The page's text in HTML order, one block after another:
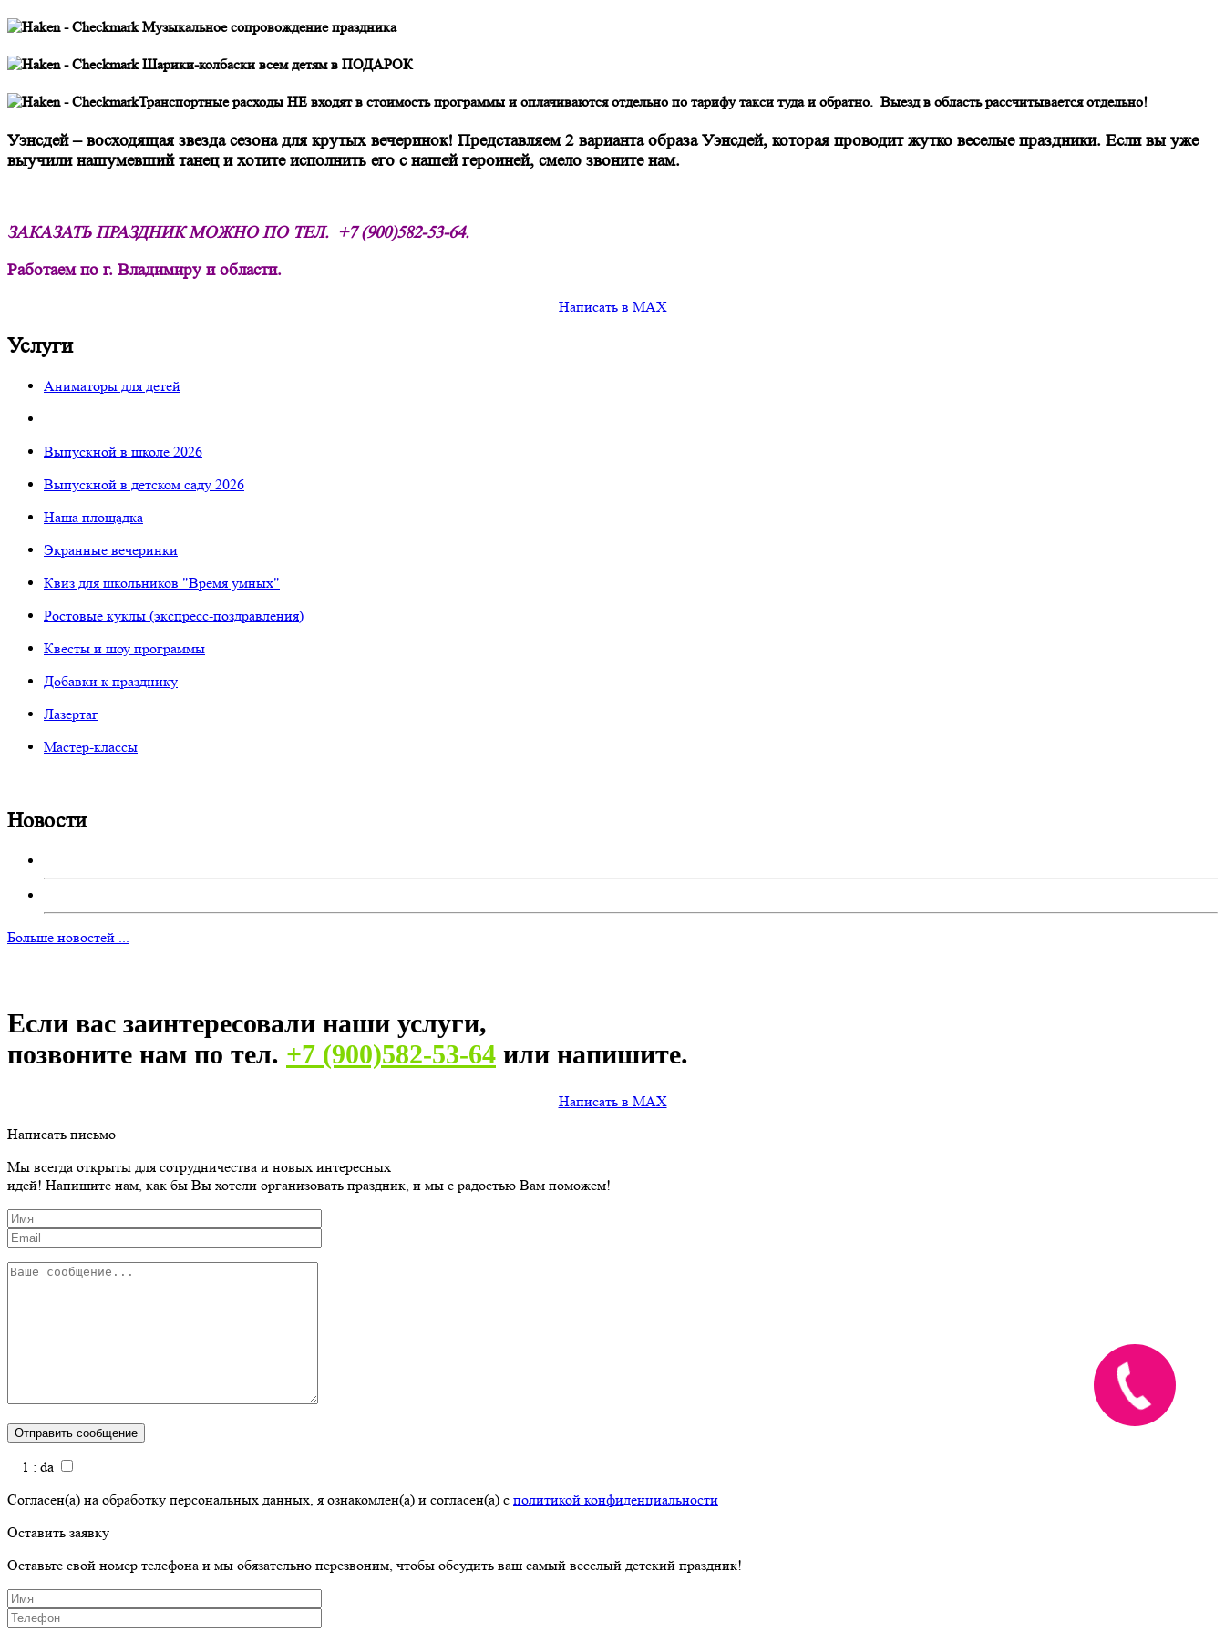
Музыкальное сопровождение праздника
Шарики-колбаски всем детям в ПОДАРОК
Транспортные расходы НЕ входят в стоимость программы и оплачиваются отдельно по тарифу такси туда и обратно. Выезд в область рассчитывается отдельно!
Уэнсдей – восходящая звезда сезона для крутых вечеринок! Представляем 2 варианта образа Уэнсдей, которая проводит жутко веселые праздники. Если вы уже
выучили нашумевший танец и хотите исполнить его с нашей героиней, смело звоните нам.
ЗАКАЗАТЬ ПРАЗДНИК МОЖНО ПО ТЕЛ. +7 (900)582-53-64.
Работаем по г. Владимиру и области.
Написать в MAX
Услуги
Аниматоры для детей
Выпускной в школе 2026
Выпускной в детском саду 2026
Наша площадка
Экранные вечеринки
Квиз для школьников "Время умных"
Ростовые куклы (экспресс-поздравления)
Квесты и шоу программы
Добавки к празднику
Лазертаг
Мастер-классы
Новости
Больше новостей ...
Если вас заинтересовали наши услуги,
позвоните нам по тел. +7 (900)582-53-64 или напишите.
Написать в MAX
Написать письмо
Мы всегда открыты для сотрудничества и новых интересных
идей! Напишите нам, как бы Вы хотели организовать праздник, и мы с радостью Вам поможем!
1 : da
Согласен(а) на обработку персональных данных, я ознакомлен(а) и согласен(а) с политикой конфиденциальности
Оставить заявку
Оставьте свой номер телефона и мы обязательно перезвоним, чтобы обсудить ваш самый веселый детский праздник!